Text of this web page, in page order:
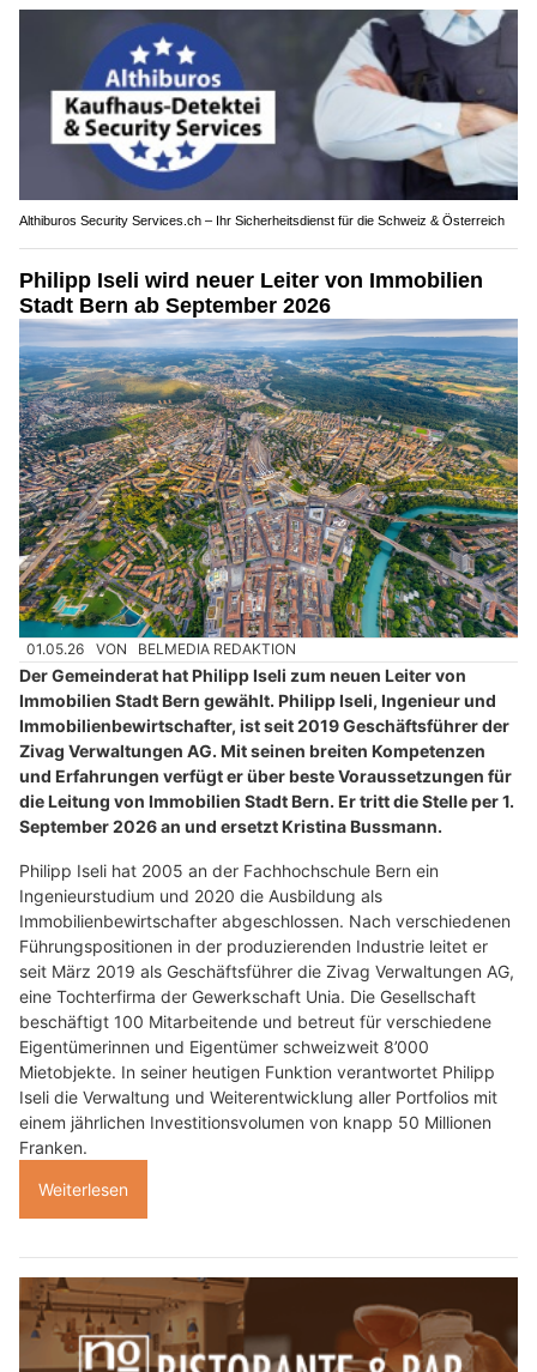
Althiburos Security Services.ch – Ihr Sicherheitsdienst für die Schweiz & Österreich
Philipp Iseli wird neuer Leiter von Immobilien
Stadt Bern ab September 2026
01.05.26 VON BELMEDIA REDAKTION
Der Gemeinderat hat Philipp Iseli zum neuen Leiter von
Immobilien Stadt Bern gewählt. Philipp Iseli, Ingenieur und
Immobilienbewirtschafter, ist seit 2019 Geschäftsführer der
Zivag Verwaltungen AG. Mit seinen breiten Kompetenzen
und Erfahrungen verfügt er über beste Voraussetzungen für
die Leitung von Immobilien Stadt Bern. Er tritt die Stelle per 1.
September 2026 an und ersetzt Kristina Bussmann.
Philipp Iseli hat 2005 an der Fachhochschule Bern ein
Ingenieurstudium und 2020 die Ausbildung als
Immobilienbewirtschafter abgeschlossen. Nach verschiedenen
Führungspositionen in der produzierenden Industrie leitet er
seit März 2019 als Geschäftsführer die Zivag Verwaltungen AG,
eine Tochterfirma der Gewerkschaft Unia. Die Gesellschaft
beschäftigt 100 Mitarbeitende und betreut für verschiedene
Eigentümerinnen und Eigentümer schweizweit 8’000
Mietobjekte. In seiner heutigen Funktion verantwortet Philipp
Iseli die Verwaltung und Weiterentwicklung aller Portfolios mit
einem jährlichen Investitionsvolumen von knapp 50 Millionen
Franken.
Weiterlesen